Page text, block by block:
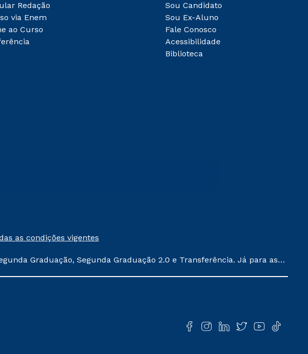
Redação
via Enem
ao Curso
Sou Candidato
Sou Ex-Aluno
Fale Conosco
Acessibilidade
Biblioteca
as condições vigentes
Graduação, Segunda Graduação 2.0 e Transferência. Já para as
de rematrícula conforme exposto no contrato de prestação de